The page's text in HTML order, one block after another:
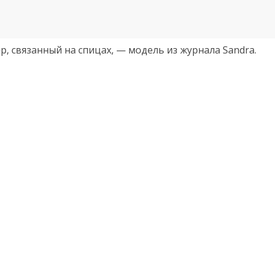
связанный на спицах, — модель из журнала Sandra.